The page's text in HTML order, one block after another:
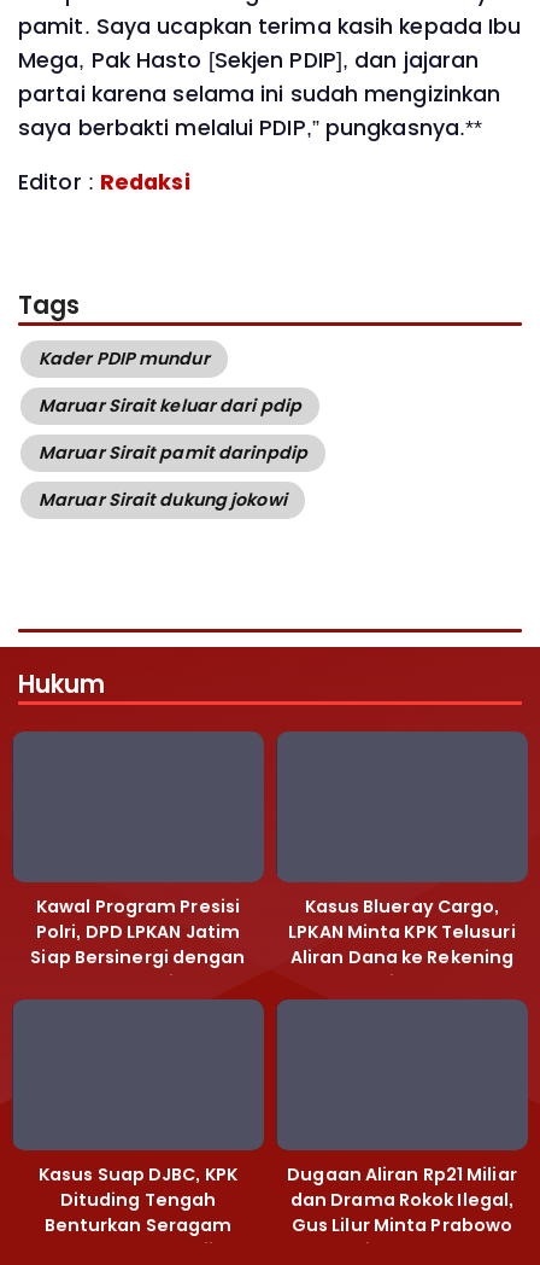
pamit. Saya ucapkan terima kasih kepada Ibu
Mega, Pak Hasto [Sekjen PDIP], dan jajaran
partai karena selama ini sudah mengizinkan
saya berbakti melalui PDIP,” pungkasnya.**
Editor : Redaksi
Tags
Kader PDIP mundur
Maruar Sirait keluar dari pdip
Maruar Sirait pamit darinpdip
Maruar Sirait dukung jokowi
Hukum
Kawal Program Presisi
Polri, DPD LPKAN Jatim
Siap Bersinergi dengan
Polda Jatim
Kasus Blueray Cargo,
LPKAN Minta KPK Telusuri
Aliran Dana ke Rekening
Heri Black
Kasus Suap DJBC, KPK
Dituding Tengah
Benturkan Seragam
Cokelat dengan Hijau
Dugaan Aliran Rp21 Miliar
dan Drama Rokok Ilegal,
Gus Lilur Minta Prabowo
Bertindak Tegas